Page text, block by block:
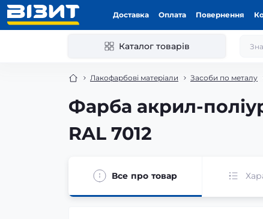
Доставка Оплата Повернення
Каталог товарів
Лакофарбові матеріали Засоби по металу
Фарба акрил-
RAL 7012
Все про товар